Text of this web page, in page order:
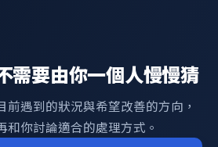
需要由你一個人慢慢猜
遇到的狀況與希望改善的方向，
你討論適合的處理方式。